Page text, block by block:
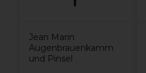
Jean Marin
Augenbrauenkamm
und Pinsel